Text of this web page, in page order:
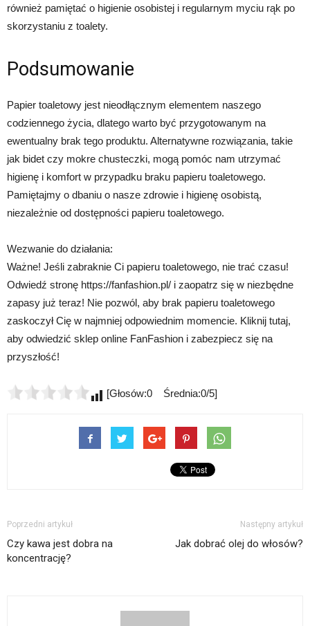
również pamiętać o higienie osobistej i regularnym myciu rąk po
skorzystaniu z toalety.
Podsumowanie
Papier toaletowy jest nieodłącznym elementem naszego
codziennego życia, dlatego warto być przygotowanym na
ewentualny brak tego produktu. Alternatywne rozwiązania, takie
jak bidet czy mokre chusteczki, mogą pomóc nam utrzymać
higienę i komfort w przypadku braku papieru toaletowego.
Pamiętajmy o dbaniu o nasze zdrowie i higienę osobistą,
niezależnie od dostępności papieru toaletowego.
Wezwanie do działania:
Ważne! Jeśli zabraknie Ci papieru toaletowego, nie trać czasu!
Odwiedź stronę https://fanfashion.pl/ i zaopatrz się w niezbędne
zapasy już teraz! Nie pozwól, aby brak papieru toaletowego
zaskoczył Cię w najmniej odpowiednim momencie. Kliknij tutaj,
aby odwiedzić sklep online FanFashion i zabezpiecz się na
przyszłość!
[Głosów:0 Średnia:0/5]
Poprzedni artykuł
Czy kawa jest dobra na
koncentrację?
Następny artykuł
Jak dobrać olej do włosów?